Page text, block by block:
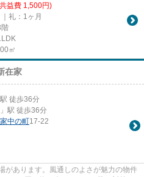
益費 1,500円)
礼：1ヶ月
階
㎡
在家
駅 徒歩36分
」駅 徒歩36分
中の町17-22
があります。風通しのよさが魅力の物件